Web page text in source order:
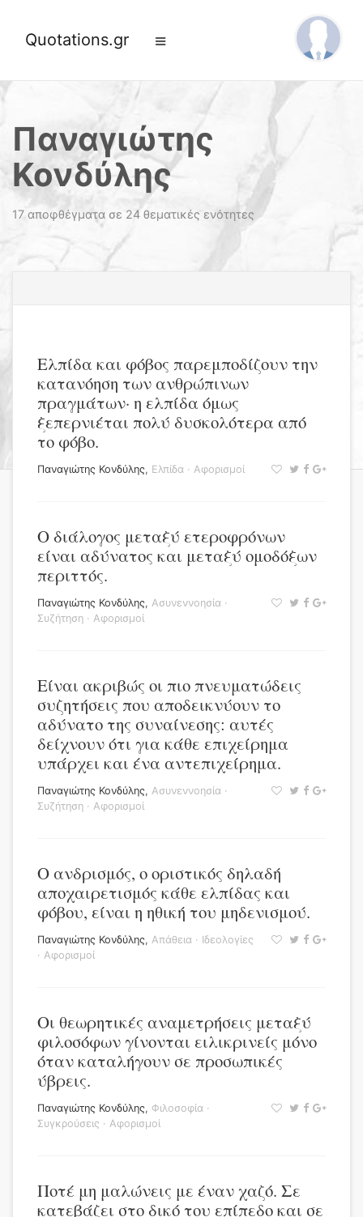
Quotations.gr
Παναγιώτης
Κονδύλης
17 αποφθέγματα σε 24 θεματικές ενότητες
Ελπίδα και φόβος παρεμποδίζουν την
κατανόηση των ανθρώπινων
πραγμάτων· η ελπίδα όμως
ξεπερνιέται πολύ δυσκολότερα από
το φόβο.
Παναγιώτης Κονδύλης, Ελπίδα · Αφορισμοί
Ο διάλογος μεταξύ ετεροφρόνων
είναι αδύνατος και μεταξύ ομοδόξων
περιττός.
Παναγιώτης Κονδύλης, Ασυνεννοησία ·
Συζήτηση · Αφορισμοί
Είναι ακριβώς οι πιο πνευματώδεις
συζητήσεις που αποδεικνύουν το
αδύνατο της συναίνεσης: αυτές
δείχνουν ότι για κάθε επιχείρημα
υπάρχει και ένα αντεπιχείρημα.
Παναγιώτης Κονδύλης, Ασυνεννοησία ·
Συζήτηση · Αφορισμοί
Ο ανδρισμός, ο οριστικός δηλαδή
αποχαιρετισμός κάθε ελπίδας και
φόβου, είναι η ηθική του μηδενισμού.
Παναγιώτης Κονδύλης, Απάθεια · Ιδεολογίες
· Αφορισμοί
Οι θεωρητικές αναμετρήσεις μεταξύ
φιλοσόφων γίνονται ειλικρινείς μόνο
όταν καταλήγουν σε προσωπικές
ύβρεις.
Παναγιώτης Κονδύλης, Φιλοσοφία ·
Συγκρούσεις · Αφορισμοί
Ποτέ μη μαλώνεις με έναν χαζό. Σε
κατεβάζει στο δικό του επίπεδο και σε